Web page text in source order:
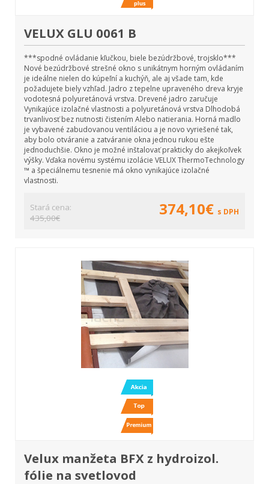
VELUX GLU 0061 B
***spodné ovládanie kľučkou, biele bezúdržbové, trojsklo***
Nové bezúdržbové strešné okno s unikátnym horným ovládaním
je ideálne nielen do kúpeľní a kuchýň, ale aj všade tam, kde
požadujete biely vzhľad. Jadro z tepelne upraveného dreva kryje
vodotesná polyuretánová vrstva. Drevené jadro zaručuje
Vynikajúce izolačné vlastnosti a polyuretánová vrstva Dlhodobá
trvanlivosť bez nutnosti čistením Alebo natierania. Horná madlo
je vybavené zabudovanou ventiláciou a je novo vyriešené tak,
aby bolo otváranie a zatváranie okna jednou rukou ešte
jednoduchšie. Okno je možné inštalovať prakticky do akejkoľvek
výšky. Vďaka novému systému izolácie VELUX ThermoTechnology
™ a špeciálnemu tesnenie má okno vynikajúce izolačné
vlastnosti.
Stará cena:
435,00€
374,10€ s DPH
Velux manžeta BFX z hydroizol.
fólie na svetlovod